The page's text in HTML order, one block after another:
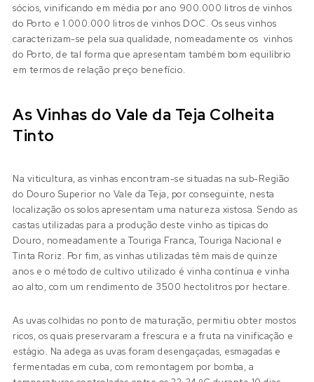
sócios, vinificando em média por ano 900.000 litros de vinhos
do Porto e 1.000.000 litros de vinhos DOC. Os seus vinhos
caracterizam-se pela sua qualidade, nomeadamente os vinhos
do Porto, de tal forma que apresentam também bom equilíbrio
em termos de relação preço benefício.
As Vinhas do Vale da Teja Colheita
Tinto
Na viticultura, as vinhas encontram-se situadas na sub-Região
do Douro Superior no Vale da Teja, por conseguinte, nesta
localização os solos apresentam uma natureza xistosa. Sendo as
castas utilizadas para a produção deste vinho as típicas do
Douro, nomeadamente a Touriga Franca, Touriga Nacional e
Tinta Roriz. Por fim, as vinhas utilizadas têm mais de quinze
anos e o método de cultivo utilizado é vinha contínua e vinha
ao alto, com um rendimento de 3500 hectolitros por hectare.
As uvas colhidas no ponto de maturação, permitiu obter mostos
ricos, os quais preservaram a frescura e a fruta na vinificação e
estágio. Na adega as uvas foram desengaçadas, esmagadas e
fermentadas em cuba, com remontagem por bomba, a